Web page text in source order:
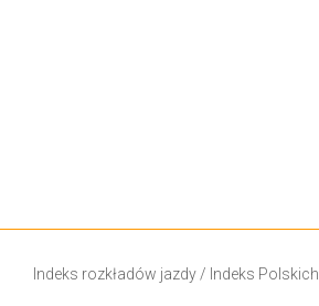
Indeks rozkładów jazdy/ Indeks